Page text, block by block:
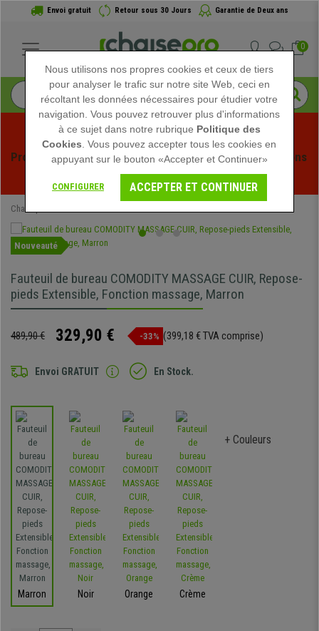
Envoi gratuit Retour sous 30 Jours Garantie de Deux ans
0
Profitez des soldes d'été chez Chaisepro ! Des réductions
exclusives pour une durée limitée - Voir l'offre
Chaisepro
Nouveauté
Fauteuil de bureau COMODITY MASSAGE CUIR, Repose-
pieds Extensible, Fonction massage, Marron
489,90 € 329,90 € -33% (399,18 € TVA comprise)
Envoi GRATUIT En Stock.
Marron Noir Orange Crème
+ Couleurs
Nous utilisons nos propres cookies et ceux de tiers
pour analyser le trafic sur notre site Web, ceci en
récoltant les données nécessaires pour étudier votre
navigation. Vous pouvez retrouver plus d'informations
à ce sujet dans notre rubrique Politique des
Cookies . Vous pouvez accepter tous les cookies en
appuyant sur le bouton «Accepter et Continuer»
CONFIGURER ACCEPTER ET CONTINUER